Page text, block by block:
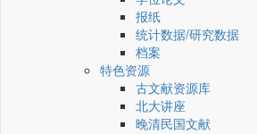
报纸
统计数据/研究数据
档案
特色资源
古文献资源库
北大讲座
晚清民国文献